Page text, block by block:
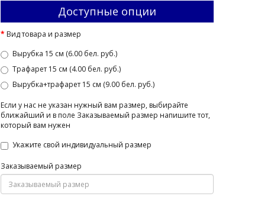
Доступные опции
Вид товара и размер
Вырубка 15 см (6.00 бел. руб.)
Трафарет 15 см (4.00 бел. руб.)
Вырубка+трафарет 15 см (9.00 бел. руб.)
Если у нас не указан нужный вам размер, выбирайте
ближайший и в поле Заказываемый размер напишите тот,
который вам нужен
Укажите свой индивидуальный размер
Заказываемый размер